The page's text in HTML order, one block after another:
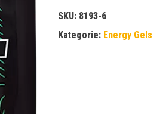
SKU: 8193-6
Kategorie: Energy Gels